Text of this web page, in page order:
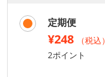
定期便
¥248 （税込）
2ポイント